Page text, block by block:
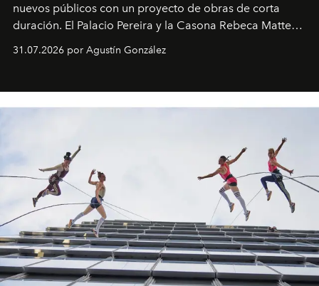
nuevos públicos con un proyecto de obras de corta
duración. El Palacio Pereira y la Casona Rebeca Matte
miniobras. Sus puestas en escena son limpias; ponen el
31.07.2026 por Agustín González